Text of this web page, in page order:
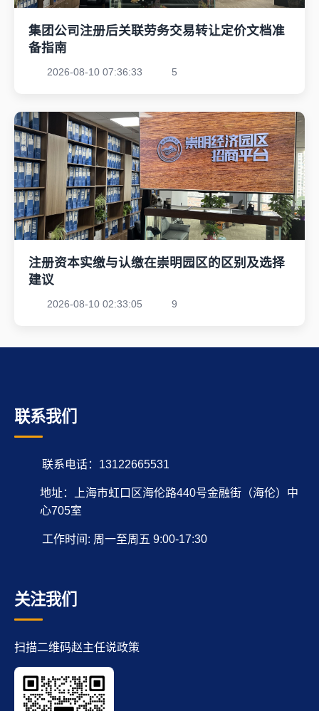
集团公司注册后关联劳务交易转让定价文档准
备指南
2026-08-10 07:36:33 5
注册资本实缴与认缴在崇明园区的区别及选择
建议
2026-08-10 02:33:05 9
联系我们
联系电话：13122665531
地址：上海市虹口区海伦路440号金融街（海伦）中
心705室
工作时间: 周一至周五 9:00-17:30
关注我们
扫描二维码赵主任说政策